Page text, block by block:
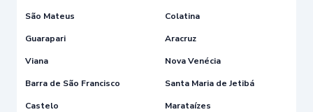
São Mateus
Colatina
Guarapari
Aracruz
Viana
Nova Venécia
Barra de São Francisco
Santa Maria de Jetibá
Castelo
Marataízes